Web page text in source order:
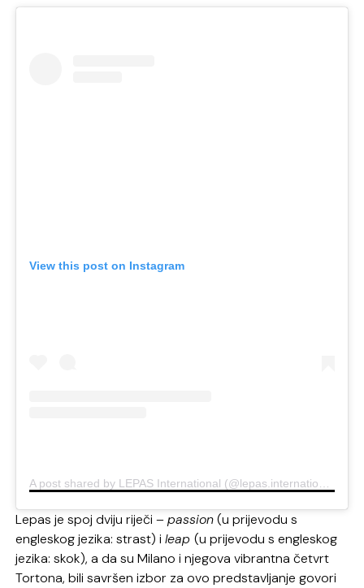
View this post on Instagram
Lepas je spoj dviju riječi –passion(u prijevodu s
engleskog jezika: strast) ileap(u prijevodu s engleskog
jezika: skok), a da su Milano i njegova vibrantna četvrt
Tortona, bili savršen izbor za ovo predstavljanje govori